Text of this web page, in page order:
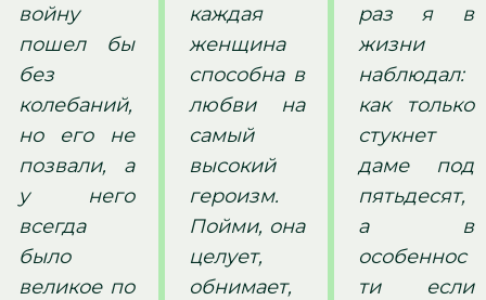
войну
пошел бы
без
колебаний,
но его не
позвали, а
у него
всегда
было
великое по
каждая
женщина
способна в
любви на
самый
высокий
героизм.
Пойми, она
целует,
обнимает,
раз я в
жизни
наблюдал:
как только
стукнет
даме под
пятьдесят,
а в
особеннос
ти если